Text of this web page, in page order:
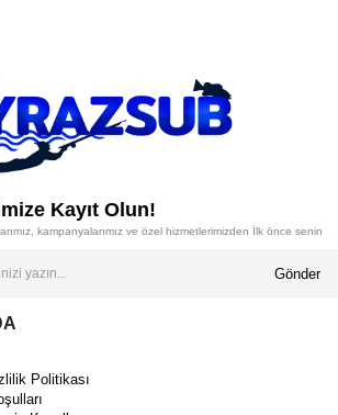
Kayıt Olun!
kampanyalarımız ve özel hizmetlerimizden İlk önce senin
Gönder
Politikası